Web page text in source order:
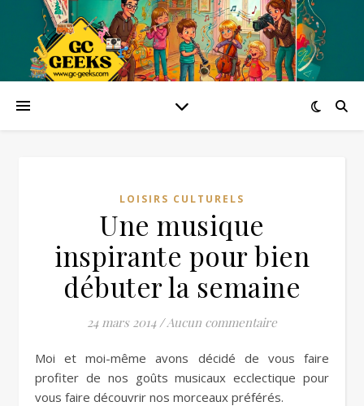
LOISIRS CULTURELS
Une musique
inspirante pour bien
débuter la semaine
24 mars 2014 /Aucun commentaire
Moi et moi-même avons décidé de vous faire
profiter de nos goûts musicaux ecclectique pour
vous faire découvrir nos morceaux préférés.